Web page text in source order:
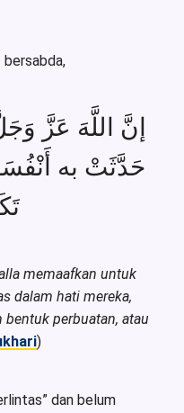
bersabda,
إنَّ اللَّهَ عَزَّ
حَدَّثَتْ به
memaafkan untuk
dalam hati mereka,
perbuatan, atau
)
dan belum